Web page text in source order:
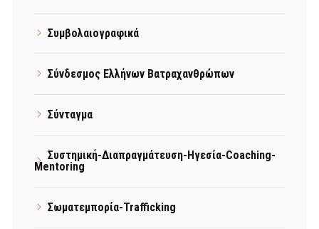
Συμβολαιογραφικά
Σύνδεσμος Ελλήνων Βατραχανθρώπων
Σύνταγμα
Συστημική-Διαπραγμάτευση-Ηγεσία-Coaching-
Mentoring
Σωματεμπορία-Trafficking